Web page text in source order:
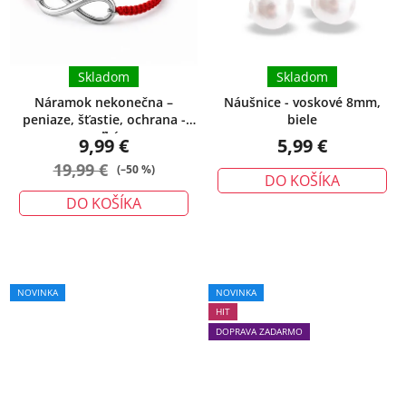
Náramok nekonečna –
peniaze, šťastie, ochrana -
veľký
Skladom
9,99 €
19,99 € (–50 %)
DO KOŠÍKA
Náušnice - voskové 8mm,
biele
Skladom
5,99 €
DO KOŠÍKA
NOVINKA
produktu
NOVINKA
HIT
DOPRAVA ZADARMO